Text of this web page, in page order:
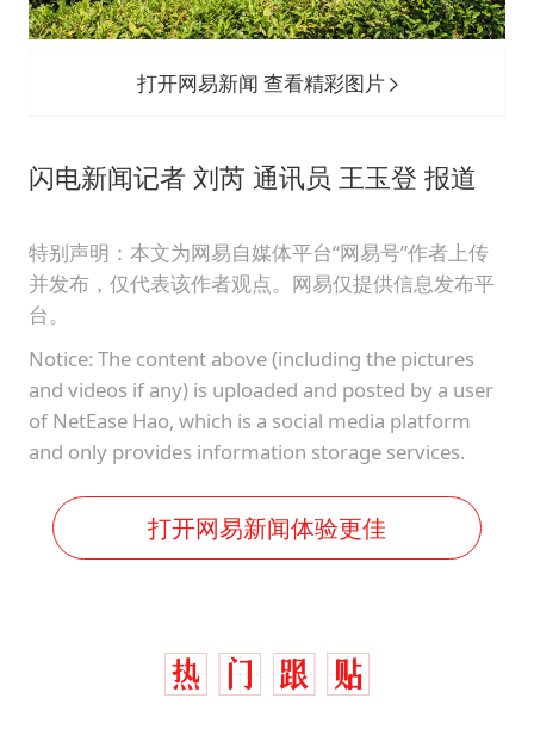
打开网易新闻 查看精彩图片
闪电新闻记者 刘芮 通讯员 王玉登 报道
特别声明：本文为网易自媒体平台“网易号”作者上传
并发布，仅代表该作者观点。网易仅提供信息发布平
台。
Notice: The content above (including the pictures
and videos if any) is uploaded and posted by a user
of NetEase Hao, which is a social media platform
and only provides information storage services.
打开网易新闻体验更佳